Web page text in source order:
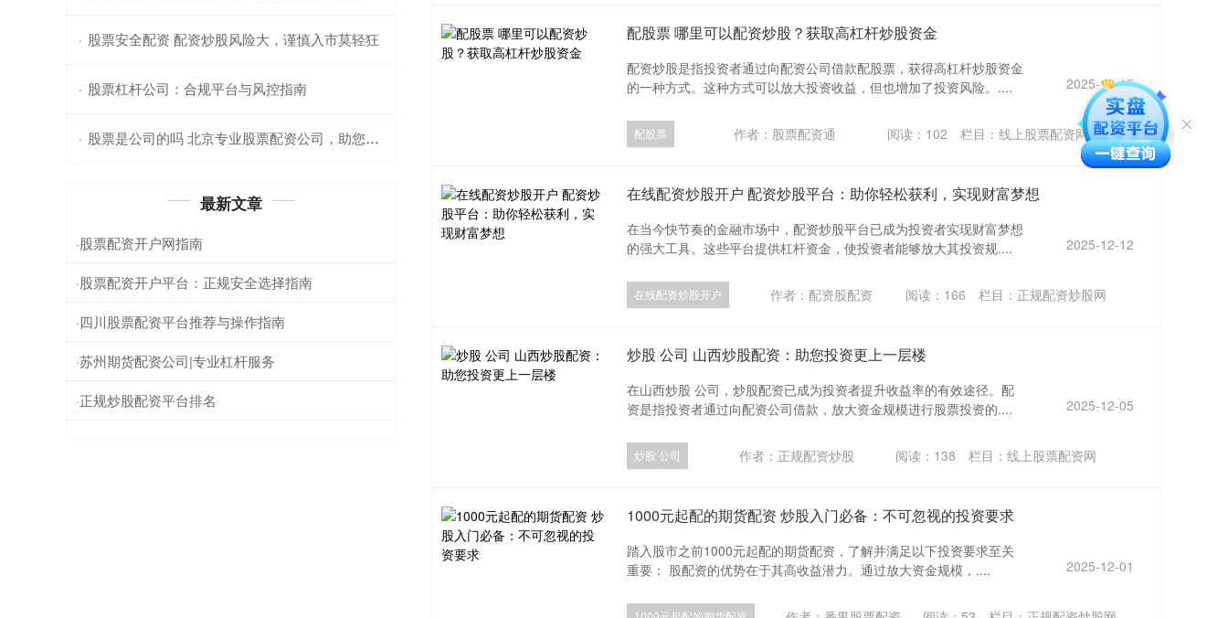
配股票 哪里可以配资炒股？获取高杠杆炒股资金
配资炒股是指投资者通过向配资公司借款配股票，获得高杠杆炒股资金
的一种方式。这种方式可以放大投资收益，但也增加了投资风险。....
2025-12-15
配股票 作者：股票配资通 阅读： 102 栏目： 线上股票配资网
在线配资炒股开户 配资炒股平台：助你轻松获利，实现财富梦想
在当今快节奏的金融市场中，配资炒股平台已成为投资者实现财富梦想
的强大工具。这些平台提供杠杆资金，使投资者能够放大其投资规....
2025-12-12
在线配资炒股开户 作者：配资股配资 阅读： 166 栏目： 正规配资炒股网
炒股 公司 山西炒股配资：助您投资更上一层楼
在山西炒股 公司，炒股配资已成为投资者提升收益率的有效途径。配
资是指投资者通过向配资公司借款，放大资金规模进行股票投资的....
2025-12-05
炒股 公司 作者：正规配资炒股 阅读： 138 栏目：线上股票配资网
1000元起配的期货配资 炒股入门必备：不可忽视的投资要求
踏入股市之前1000元起配的期货配资，了解并满足以下投资要求至关
重要： 股配资的优势在于其高收益潜力。通过放大资金规模，....
2025-12-01
· 股票安全配资 配资炒股风险大，谨慎入市莫轻狂
· 股票杠杆公司：合规平台与风控指南
· 股票是公司的吗 北京专业股票配资公司，助您财富增值
最新文章
·股票配资开户网指南
·股票配资开户平台：正规安全选择指南
·四川股票配资平台推荐与操作指南
·苏州期货配资公司|专业杠杆服务
·正规炒股配资平台排名